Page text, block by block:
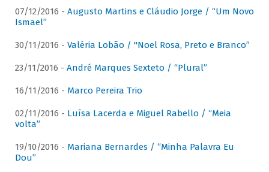
07/12/2016 - Augusto Martins e Cláudio Jorge / “Um Novo
Ismael”
30/11/2016 - Valéria Lobão / "Noel Rosa, Preto e Branco”
23/11/2016 - André Marques Sexteto / “Plural”
16/11/2016 - Marco Pereira Trio
02/11/2016 - Luísa Lacerda e Miguel Rabello / “Meia
volta”
19/10/2016 - Mariana Bernardes / “Minha Palavra Eu
Dou”